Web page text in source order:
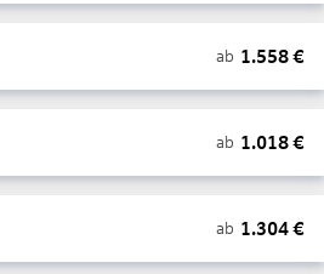
ab 1.558€
ab 1.018€
ab 1.304€